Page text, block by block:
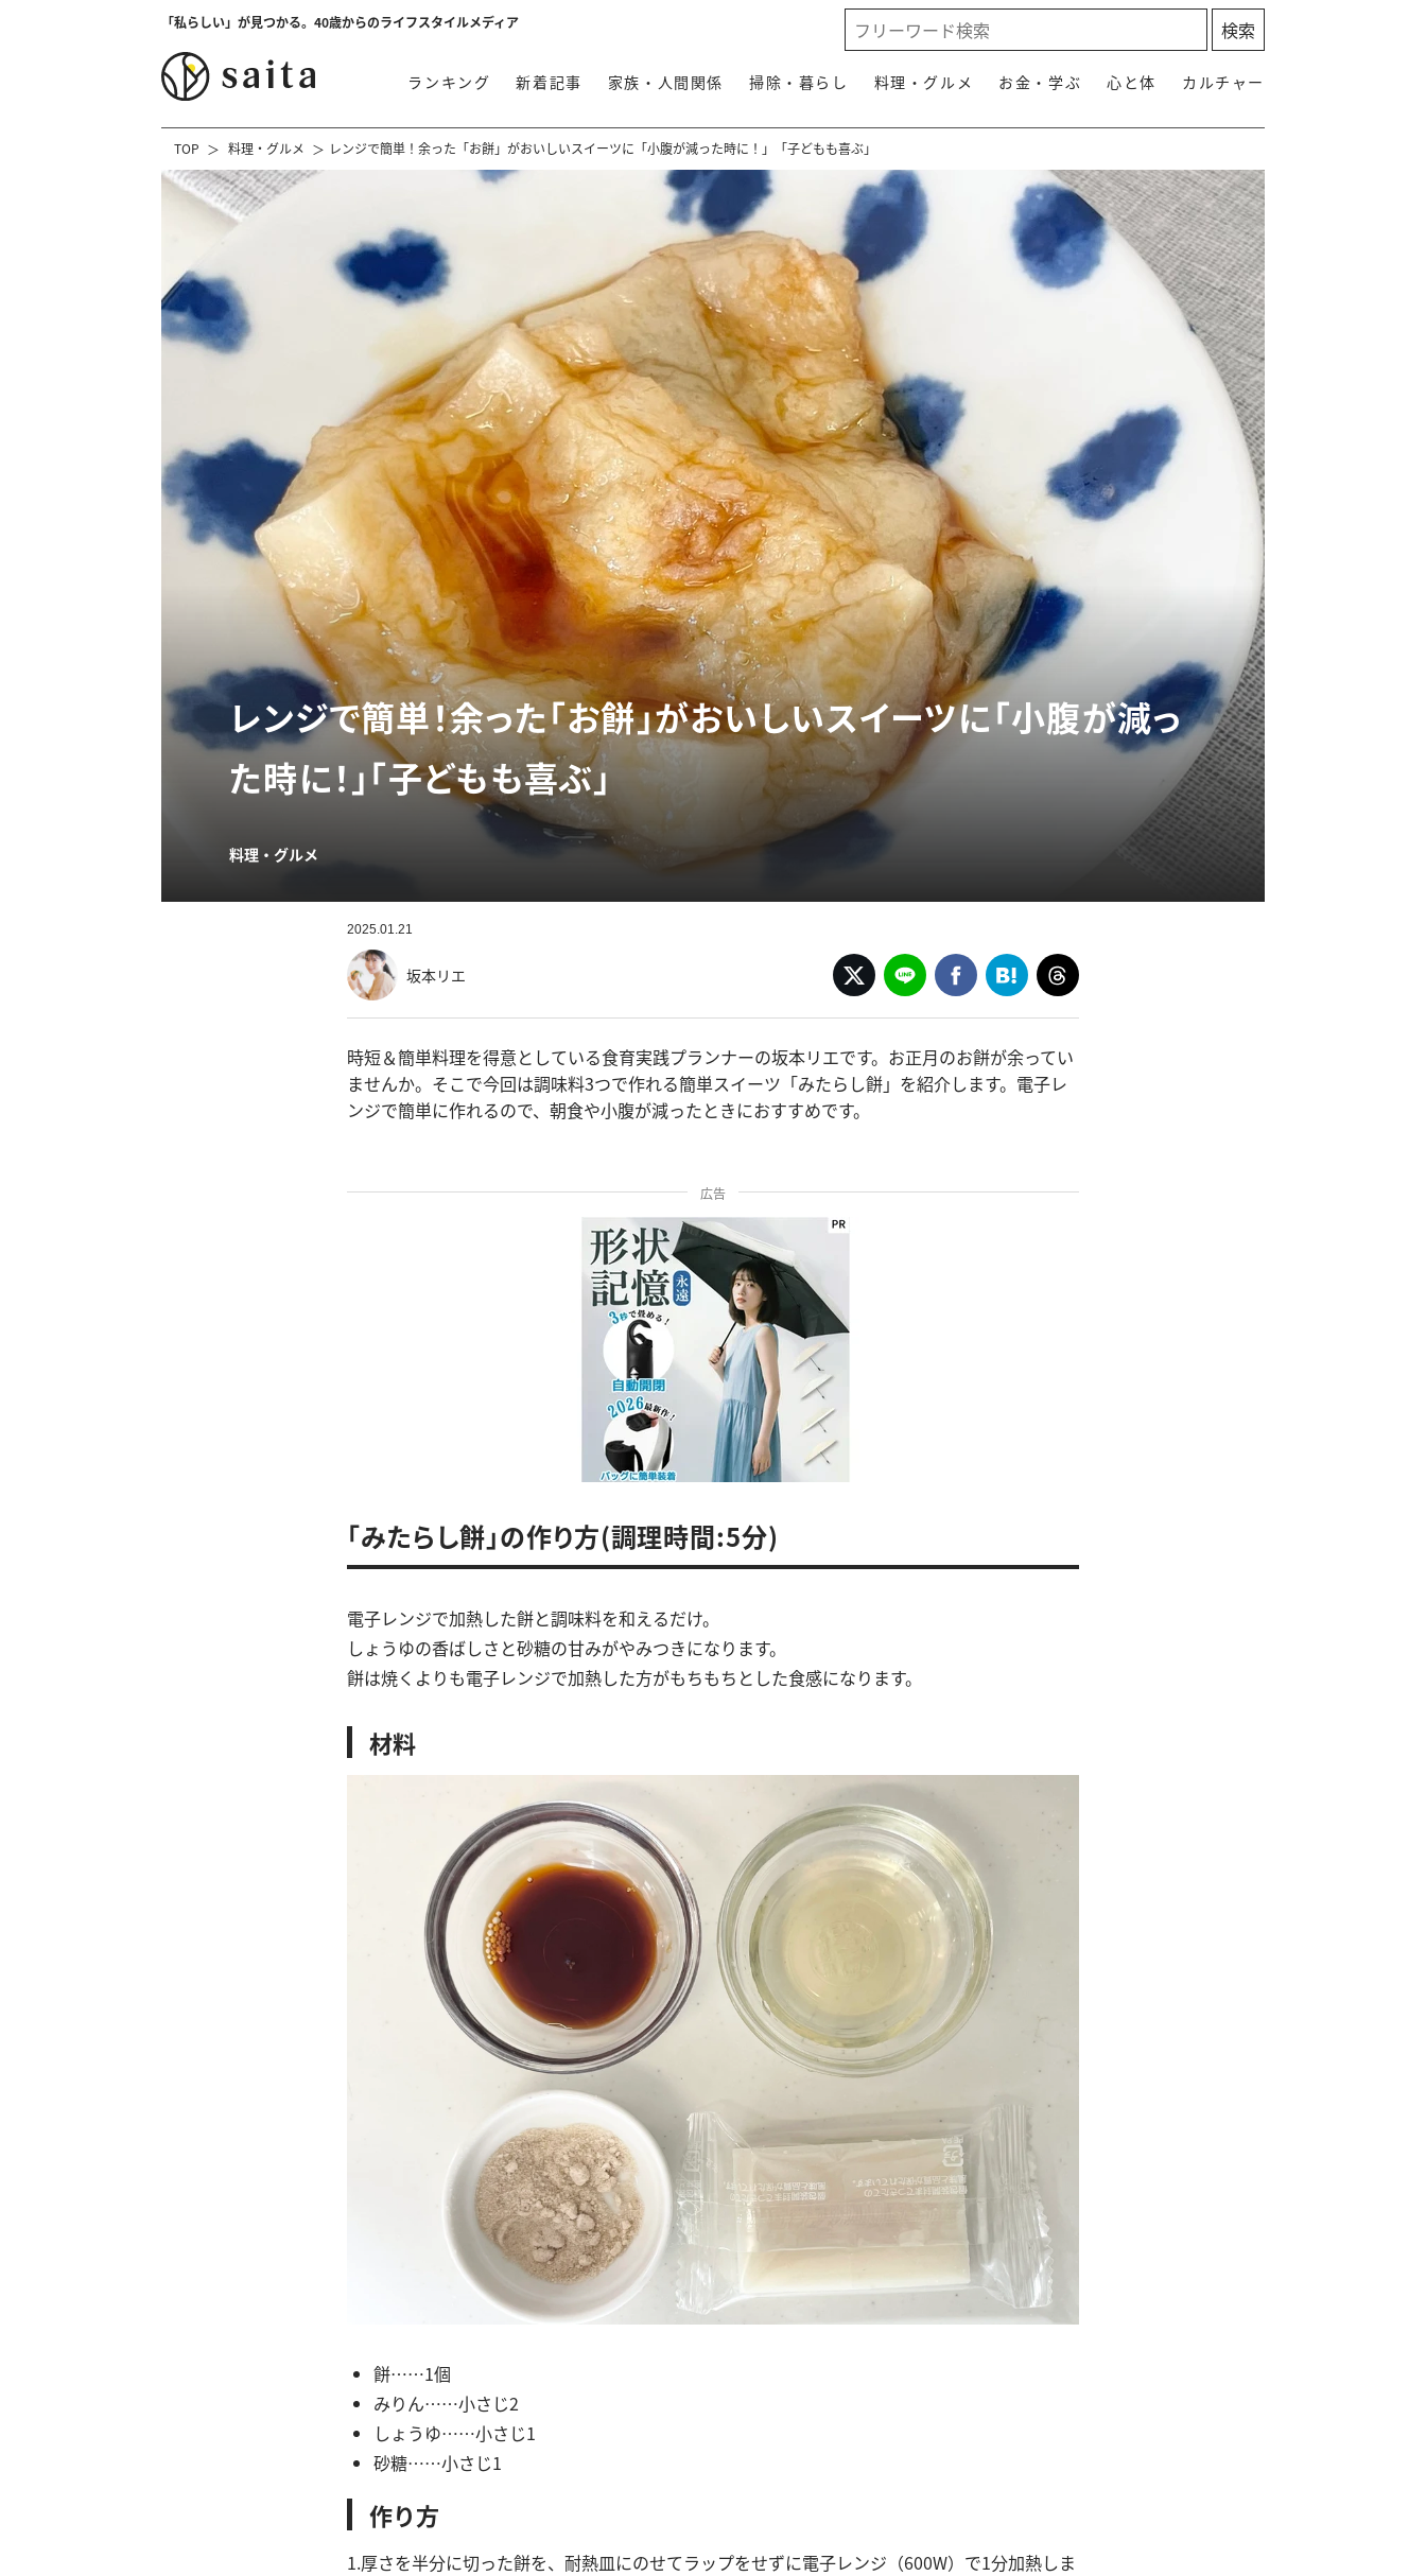
「私らしい」が見つかる。40歳からのライフスタイルメディア
ランキング 新着記事 家族・人間関係 掃除・暮らし 料理・グルメ お金・学ぶ 心と体 カルチャー
TOP 料理・グルメ レンジで簡単！余った「お餅」がおいしいスイーツに「小腹が減った時に！」「子どもも喜ぶ」
レンジで簡単！余った「お餅」がおいしいスイーツに「小腹が減っ
た時に！」「子どもも喜ぶ」
料理・グルメ
2025.01.21
坂本リエ
時短＆簡単料理を得意としている食育実践プランナーの坂本リエです。お正月のお餅が余ってい
ませんか。そこで今回は調味料3つで作れる簡単スイーツ「みたらし餅」を紹介します。電子レ
ンジで簡単に作れるので、朝食や小腹が減ったときにおすすめです。
広告
「みたらし餅」の作り方(調理時間:5分)
電子レンジで加熱した餅と調味料を和えるだけ。
しょうゆの香ばしさと砂糖の甘みがやみつきになります。
餅は焼くよりも電子レンジで加熱した方がもちもちとした食感になります。
材料
餅……1個
みりん……小さじ2
しょうゆ……小さじ1
砂糖……小さじ1
作り方
1.厚さを半分に切った餅を、耐熱皿にのせてラップをせずに電子レンジ（600W）で1分加熱しま